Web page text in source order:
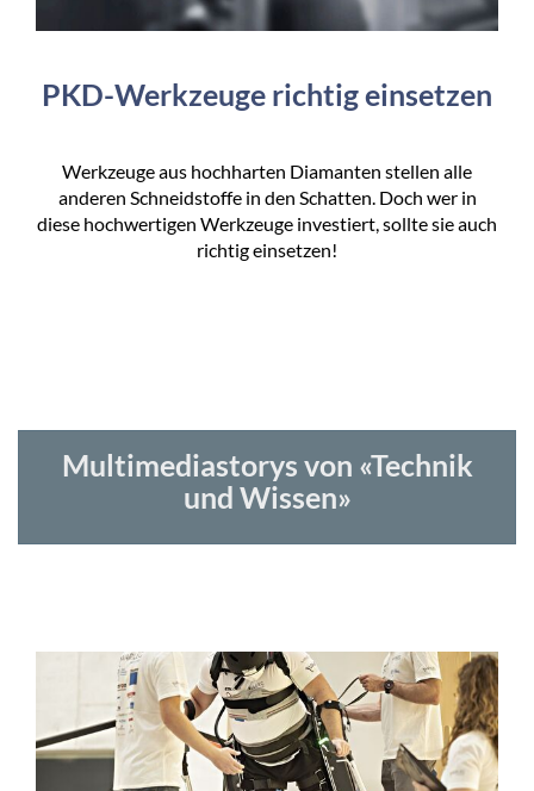
PKD-Werkzeuge richtig einsetzen
Werkzeuge aus hochharten Diamanten stellen alle
anderen Schneidstoffe in den Schatten. Doch wer in
diese hochwertigen Werkzeuge investiert, sollte sie auch
richtig einsetzen!
Multimediastorys von «Technik
und Wissen»